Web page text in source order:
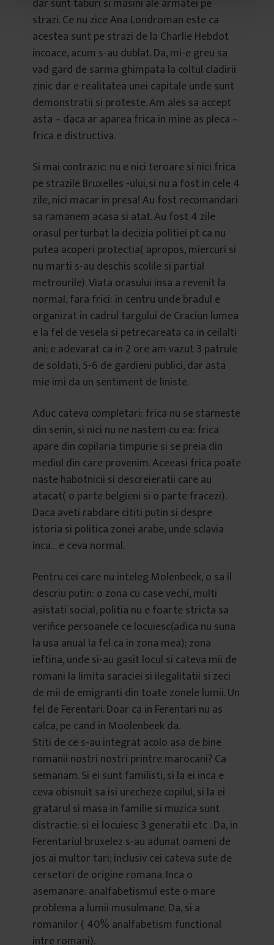
strazi. Ce nu zice Ana Londroman este ca
acestea sunt pe strazi de la Charlie Hebdot
incoace, acum s-au dublat. Da, mi-e greu sa
vad gard de sarma ghimpata la coltul cladirii
zinic dar e realitatea unei capitale unde sunt
demonstratii si proteste. Am ales sa accept
asta – daca ar aparea frica in mine as pleca –
frica e distructiva.
Si mai contrazic: nu e nici teroare si nici frica
pe strazile Bruxelles -ului,si nu a fost in cele 4
zile, nici macar in presa! Au fost recomandari
sa ramanem acasa si atat. Au fost 4 zile
orasul perturbat la decizia politiei pt ca nu
putea acoperi protectia( apropos, miercuri si
nu marti s-au deschis scolile si partial
metrourile). Viata orasului insa a revenit la
normal, fara frici: in centru unde bradul e
organizat in cadrul targului de Craciun lumea
e la fel de vesela si petrecareata ca in ceilalti
ani; e adevarat ca in 2 ore am vazut 3 patrule
de soldati, 5-6 de gardieni publici, dar asta
mie imi da un sentiment de liniste.
Aduc cateva completari: frica nu se starneste
din senin, si nici nu ne nastem cu ea: frica
apare din copilaria timpurie si se preia din
mediul din care provenim. Aceeasi frica poate
naste habotnicii si descreieratii care au
atacat( o parte belgieni si o parte fracezi).
Daca aveti rabdare cititi putin si despre
istoria si politica zonei arabe, unde sclavia
inca… e ceva normal.
Pentru cei care nu inteleg Molenbeek, o sa il
descriu putin: o zona cu case vechi, multi
asistati social, politia nu e foarte stricta sa
verifice persoanele ce locuiesc(adica nu suna
la usa anual la fel ca in zona mea); zona
ieftina, unde si-au gasit locul si cateva mii de
romani la limita saraciei si ilegalitatii si zeci
de mii de emigranti din toate zonele lumii. Un
fel de Ferentari. Doar ca in Ferentari nu as
calca, pe cand in Moolenbeek da.
Stiti de ce s-au integrat acolo asa de bine
romanii nostri nostri printre marocani? Ca
semanam. Si ei sunt familisti, si la ei inca e
ceva obisnuit sa isi urecheze copilul, si la ei
gratarul si masa in familie si muzica sunt
distractie; si ei locuiesc 3 generatii etc . Da, in
Ferentariul bruxelez s-au adunat oameni de
jos ai multor tari; inclusiv cei cateva sute de
cersetori de origine romana. Inca o
asemanare: analfabetismul este o mare
problema a lumii musulmane. Da, si a
romanilor ( 40% analfabetism functional
intre romani).